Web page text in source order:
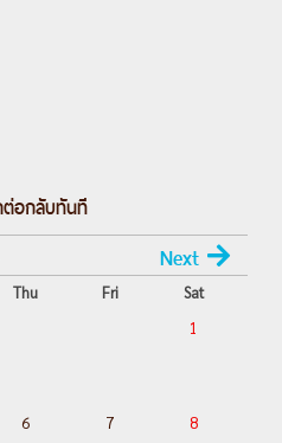
ต่อกลับทันที
Next
Thu Fri
Sat
1
6 7 8